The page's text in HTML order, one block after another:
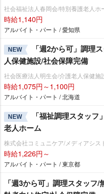
社会福祉法人春岡会/特別養護老人ホ
時給1,140円
アルバイト・パート / 愛知県
NEW
「週2から可」調理
人保健施設/社会保障完備
社会医療法人明生会/介護老人保健施
時給1,075円～1,100円
アルバイト・パート / 北海道
NEW
「福祉調理スタッ
老人ホーム
株式会社コミュニケア/メディアシス
時給1,226円～
アルバイト・パート / 東京都
「週3から可」調理スタッフ